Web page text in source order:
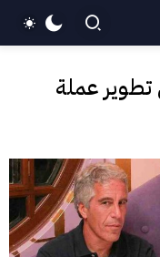
عملة